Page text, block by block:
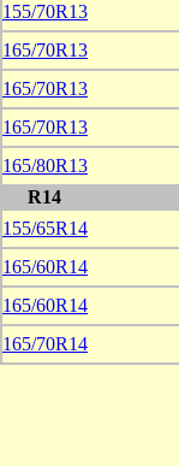
155/70R13
165/70R13
165/70R13
165/70R13
165/80R13
R14
155/65R14
165/60R14
165/60R14
165/70R14